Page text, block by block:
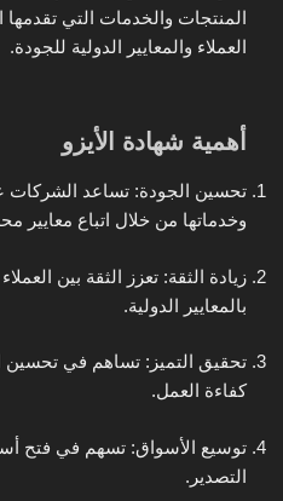
المنتجات والخدمات التي
العملاء والمعايير الدولية للجودة.
أهمية شهادة الأيزو
تحسين الجودة: تساعد الشركات
وخدماتها من خلال اتباع معايير
زيادة الثقة: تعزز الثقة بين
بالمعايير الدولية.
تحقيق التميز: تساهم في تحسين
كفاءة العمل.
توسيع الأسواق: تسهم في فتح
التصدير.